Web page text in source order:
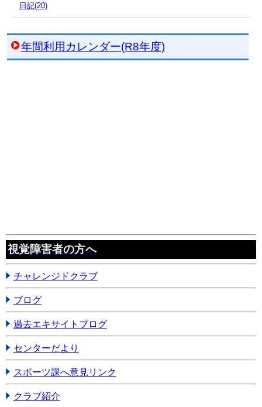
日記(20)
年間利用カレンダー(R8年度)
視覚障害者の方へ
チャレンジドクラブ
ブログ
過去エキサイトブログ
センターだより
スポーツ課へ意見リンク
クラブ紹介